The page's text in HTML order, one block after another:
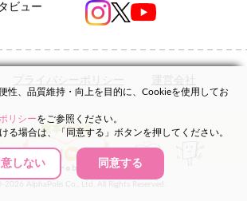
ビュー
プライバシーポリシー 運営会社
2026 AlphaPolis Co., Ltd. All Rights Reserved.
性、品質維持・向上を目的に、Cookieを使用してお
リシーをご参照ください。
る場合は、「同意する」ボタンを押してください。
意しない 同意する